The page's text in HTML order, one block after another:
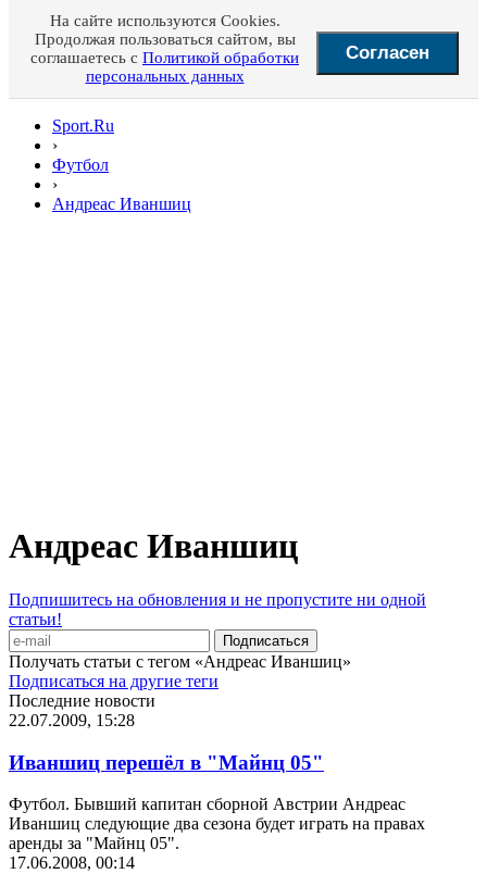
На сайте используются Cookies.
Продолжая пользоваться сайтом, вы
соглашаетесь с Политикой обработки
персональных данных
Согласен
Sport.Ru
›
Футбол
›
Андреас Иваншиц
Андреас Иваншиц
Подпишитесь на обновления и не пропустите ни одной
статьи!
Получать статьи с тегом «Андреас Иваншиц»
Подписаться на другие теги
Последние новости
22.07.2009, 15:28
Иваншиц перешёл в "Майнц 05"
Футбол. Бывший капитан сборной Австрии Андреас
Иваншиц следующие два сезона будет играть на правах
аренды за "Майнц 05".
17.06.2008, 00:14